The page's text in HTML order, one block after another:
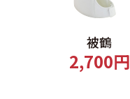
被鶴
2,700円